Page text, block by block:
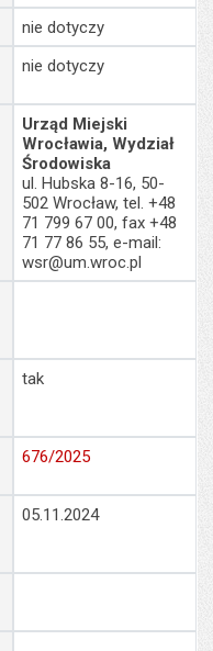
nie dotyczy
nie dotyczy
Urząd Miejski
Wrocławia, Wydział
Środowiska
ul. Hubska 8-16, 50-
502 Wrocław, tel. +48
71 799 67 00, fax +48
71 77 86 55, e-mail:
wsr@um.wroc.pl
tak
676/2025
05.11.2024